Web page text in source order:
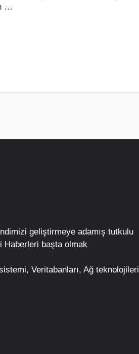
…
geliştirmeye adamış tutkulu
Haberleri başta olmak
Veritabanları, Ağ teknolojileri